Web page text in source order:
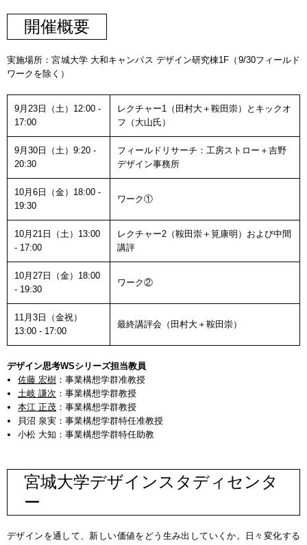
開催概要
実施場所：宮城大学 大和キャンパス デザイン研究棟1F（9/30フィールド
ワークを除く）
9月23日（土）12:00 -
17:00
レクチャー1（田村大＋鞍田崇）とキックオ
フ（大山氏）
9月30日（土）9:20 -
20:30
フィールドリサーチ：工房ストロー＋吉野
デザイン事務所
10月6日（金）18:00 -
19:30
ワーク①
10月21日（土）13:00
- 17:00
レクチャー2（鞍田崇＋筧康明）および中間
講評
10月27日（金）18:00
- 19:30
ワーク②
11月3日（金祝）
13:00 - 17:00
最終講評会（田村大＋鞍田崇）
デザイン思考WSシリーズ担当教員
佐藤 宏樹 ：事業構想学群准教授
土岐 謙次 ：事業構想学群教授
本江 正茂 ：事業構想学群教授
貝沼 泉実：事業構想学群特任准教授
小松 大知：事業構想学群特任助教
宮城大学デザインスタディセンタ
ー
デザインを通して、新しい価値をどう生み出していくか。日々変化する